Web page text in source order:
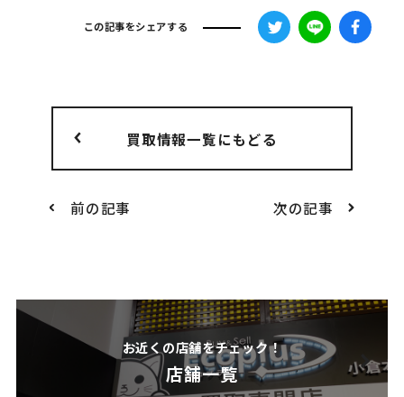
この記事をシェアする
前の記事
買取情報一覧にもどる
次の記事
お近くの店舗をチェック！
店舗一覧